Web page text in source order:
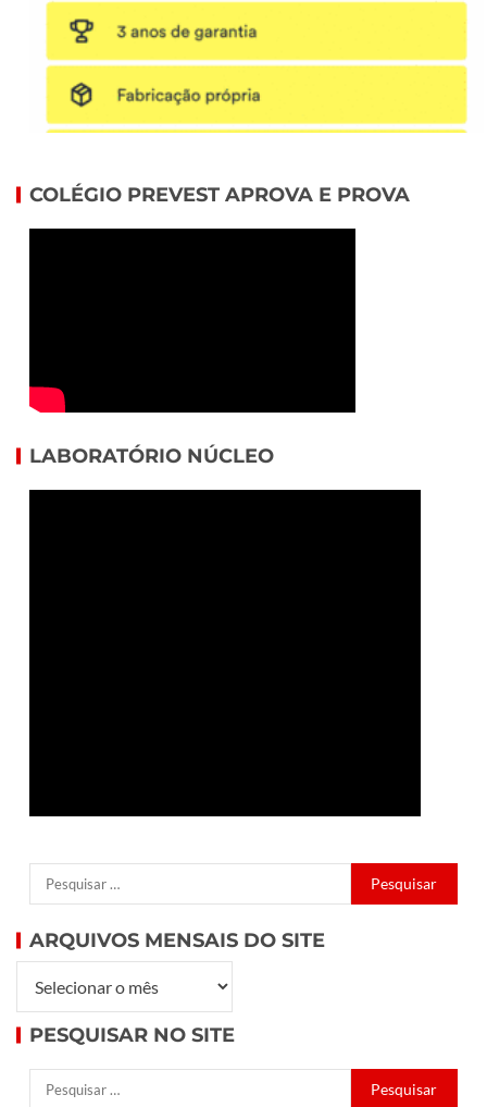
COLÉGIO PREVEST APROVA E PROVA
LABORATÓRIO NÚCLEO
ARQUIVOS MENSAIS DO SITE
PESQUISAR NO SITE